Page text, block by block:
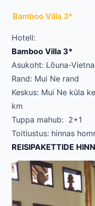
Bamboo Villa 3*
Hotell:
Bamboo Villa 3*
Asukoht: Lõuna-
Rand: Mui Ne rand
Keskus: Mui Ne küla
km
Tuppa mahub: 2+1
Toitlustus: hinnas
REISIPAKETTIDE